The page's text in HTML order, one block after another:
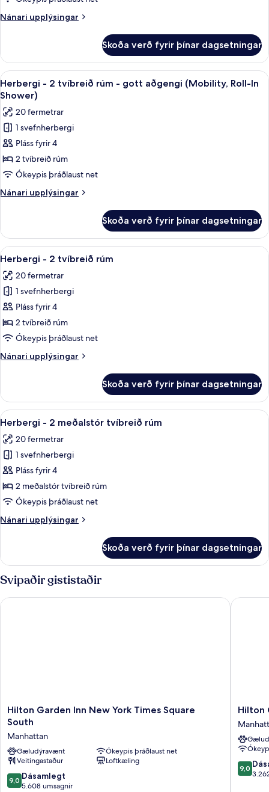
tvíbreitt
rúm
gott
aðgengi
(Mobility,
Roll-
In
Shower)
Nánari upplýsingar
Nánari
-
stórt
tvíbreitt
gott
aðgengi
(Mobility,
Roll-
Shower)
Skoða verð fyrir þínar dagsetningar
Skoða
allar
myndir
fyrir
Herbergi
-
2
tvíbreið
rúm
-
aðgengi
(Mobility,
Roll-
In
Shower)
Öryggishólf í herbergi, skrifborð,
4
Herbergi - 2 tvíbreið rúm - gott aðgengi (Mobility, Roll-In
Shower)
20 fermetrar
1 svefnherbergi
Pláss fyrir 4
2 tvíbreið rúm
Ókeypis þráðlaust net
Nánari upplýsingar
Nánari
-
tvíbreið
gott
aðgengi
(Mobility,
Roll-
In
Shower)
Skoða verð fyrir þínar dagsetningar
Skoða
allar
myndir
fyrir
Herbergi
-
2
rúm
Öryggishólf í herbergi, skrifborð,
6
Herbergi - 2 tvíbreið rúm
20 fermetrar
1 svefnherbergi
Pláss fyrir 4
2 tvíbreið rúm
Ókeypis þráðlaust net
Nánari upplýsingar
Nánari
-
tvíbreið
Skoða verð fyrir þínar dagsetningar
Skoða
allar
myndir
fyrir
Herbergi
-
2
tvíbreið
Öryggishólf í herbergi, skrifborð,
6
Herbergi - 2 meðalstór tvíbreið rúm
20 fermetrar
1 svefnherbergi
Pláss fyrir 4
2 meðalstór tvíbreið rúm
Ókeypis þráðlaust net
Nánari upplýsingar
Nánari
-
2
meðalstór
tvíbreið
rúm
Skoða verð fyrir þínar dagsetningar
Svipaðir gististaðir
Hilton
Garden
New
York
Times
Square
South
Hilton Garden Inn New York Times Square
South
Manhattan
Gæludýravænt
Ókeypis þráðlaust net
Veitingastaður
Loftkæling
9.0
af
9,0 Dásamlegt
5.608 umsagnir
Hilton Garden Inn New York Times Square South
Hilton
Garden
Inn
New
York/
35th
Street
Hilton
9.0
af
9,0
Hilton